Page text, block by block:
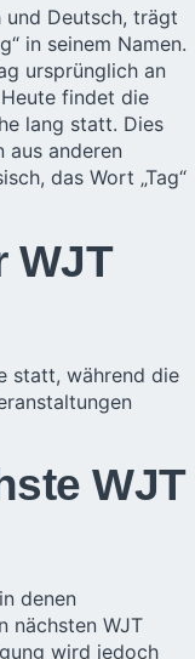
und Deutsch, trägt
in seinem Namen.
ursprünglich an
findet die
lang statt. Dies
aus anderen
das Wort „Tag“
WJT
statt, während die
WJT
denen
nächsten WJT
wird jedoch